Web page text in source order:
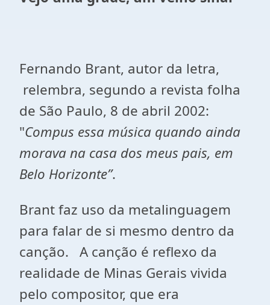
Fernando Brant, autor da letra,
relembra, segundo a revista folha
de São Paulo, 8 de abril 2002:
"Compus essa música quando ainda
morava na casa dos meus pais, em
Belo Horizonte”.
Brant faz uso da metalinguagem
para falar de si mesmo dentro da
canção. A canção é reflexo da
realidade de Minas Gerais vivida
pelo compositor, que era